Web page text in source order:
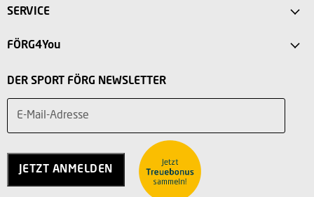
Intersport Förg Landsberg
Sport Outlet Augsburg
Sport Outlet Stadtbergen
Über uns
Jobs
AGB
SERVICE
FAQ
Rücksendung
Service
Kontakt
Vertrag widerrufen
FÖRG4You
Teilnahmebedingungen
DER SPORT FÖRG NEWSLETTER
E-Mail-Adresse
JETZT ANMELDEN